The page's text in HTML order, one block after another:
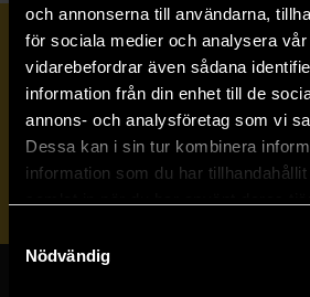
och annonserna till användarna,
för sociala medier och analysera
vidarebefordrar även sådana
information från din enhet till de
annons- och analysföretag som vi
Dessa kan i sin tur kombinera
information som du har
Nödvändig
Prenumerera på vårt
Veckobrevet